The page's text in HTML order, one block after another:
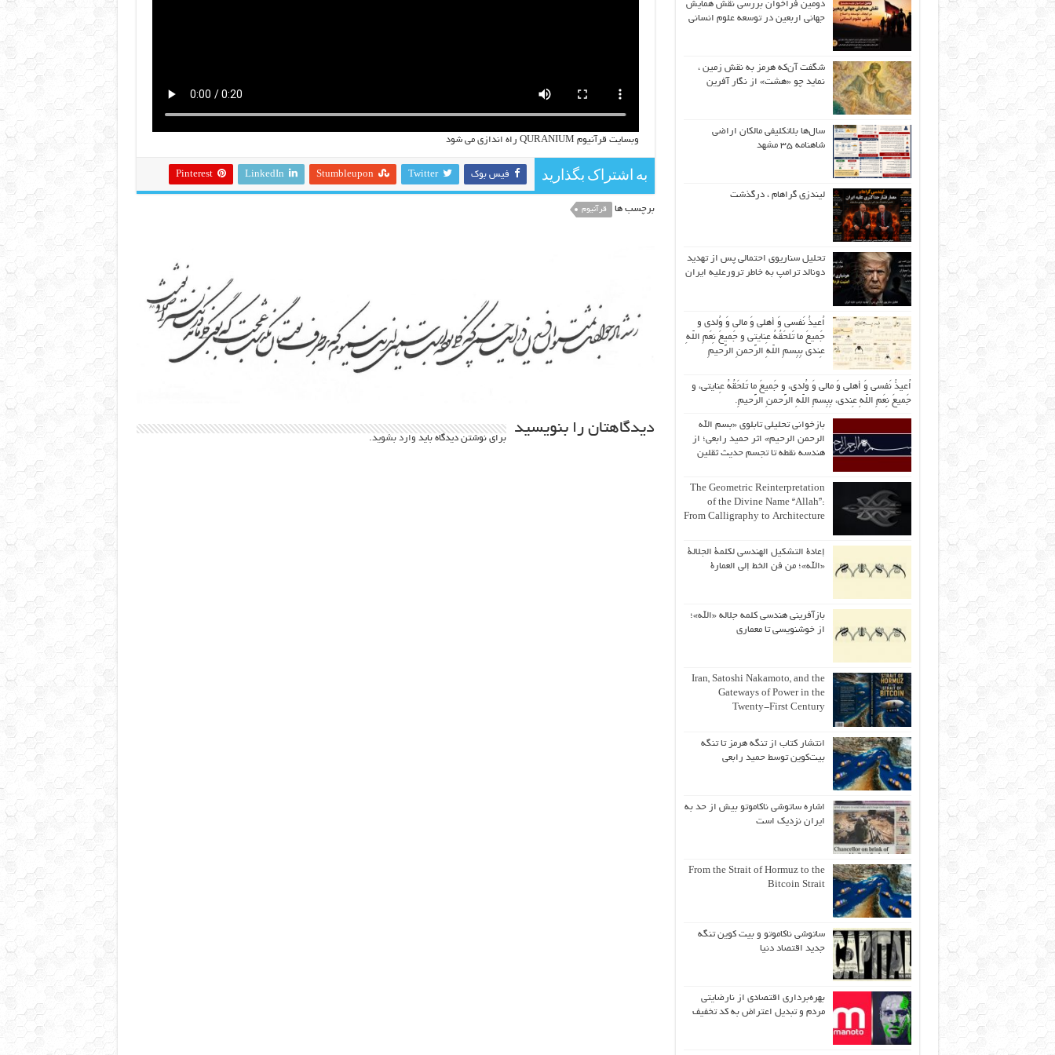
وبسایت قرآنیوم QURANIUM راه اندازی می شود
به اشتراک بگذارید فیس بوک Twitter
Stumbleupon
LinkedIn
Pinterest
برچسب ها قرآنیوم
دیدگاهتان را بنویسید
برای نوشتن دیدگاه باید وارد بشوید.
دومین فراخوان بررسی نقش همایش
جهانی اربعین در توسعه علوم انسانی
شگفت آن‌که هرمز به نقش زمین ،
نماید چو «هشت» از نگار آفرین
سال‌ها بلاتکلیفی مالکان اراضی
شاهنامه ۳۵ مشهد
لیندزی گراهام ، درگذشت
تحلیل سناریوی احتمالی پس از تهدید
دونالد ترامپ به خاطر ترورعلیه ایران
اُعیذُ نَفسی وَ أهلی وَ مالی وَ وُلدی و
جَمیعَ ما تَلحَقُهُ عِنایتی و جَمیعَ نِعَمِ اللّهِ
عِندی بِبِسمِ اللّهِ الرَّحمنِ الرَّحیمِ
اُعیذُ نَفسی وَ أهلی وَ مالی وَ وُلدی، و جَمیعَ ما تَلحَقُهُ عِنایتی، و
جَمیعَ نِعَمِ اللّهِ عِندی، بِبِسمِ اللّهِ الرَّحمنِ الرَّحیمِ.
بازخوانی تحلیلی تابلوی «بسم الله
الرحمن الرحیم» اثر حمید رابعی؛ از
هندسه نقطه تا تجسم حدیث ثقلین
The Geometric Reinterpretation
of the Divine Name “Allah”:
From Calligraphy to Architecture
إعادة التشكيل الهندسي لكلمة الجلالة
«الله»؛ من فن الخط إلى العمارة
بازآفرینی هندسی کلمه جلاله «الله»؛
از خوشنویسی تا معماری
Iran, Satoshi Nakamoto, and the
Gateways of Power in the
Twenty-First Century
انتشار کتاب از تنگه هرمز تا تنگه
بیت‌کوین توسط حمید رابعی
اشاره ساتوشی ناکاموتو بیش از حد به
ایران نزدیک است
From the Strait of Hormuz to the
Bitcoin Strait
ساتوشی ناکاموتو و بیت کوین تنگه
جدید اقتصاد دنیا
بهره‌برداری اقتصادی از نارضایتی
مردم و تبدیل اعتراض به کد تخفیف